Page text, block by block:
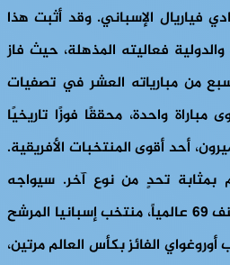
فياريال الإسباني. وقد أثبت هذا
فعاليته المذهلة، حيث فاز
من مبارياته العشر في تصفيات
واحدة، محققًا فوزًا تاريخيًا
أحد أقوى المنتخبات الأفريقية.
تحدٍ من نوع آخر. سيواجه
منتخب “بلو شاركس”، المصنف 69 عالمياً، منتخب إسبانيا المرشح
أوروغواي الفائز بكأس العالم مرتين،